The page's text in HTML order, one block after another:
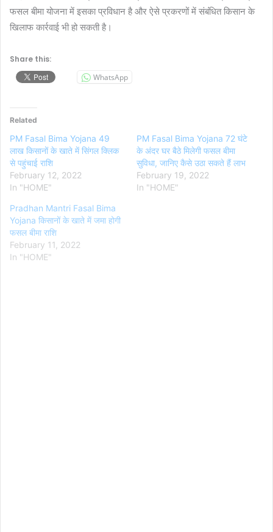
फसल बीमा योजना में इसका प्रव‍िधान है और ऐसे प्रकरणों में संबंंध‍ित किसान के
खिलाफ कार्रवाई भी हो सकती है।
Share this:
WhatsApp
Related
PM Fasal Bima Yojana 49
लाख किसानों के खाते में सिंगल क्लिक
से पहुंचाई राशि
February 12, 2022
In "HOME"
PM Fasal Bima Yojana 72 घंटे
के अंदर घर बैठे मिलेगी फसल बीमा
सुविधा, जानिए कैसे उठा सकते हैं लाभ
February 19, 2022
In "HOME"
Pradhan Mantri Fasal Bima
Yojana किसानों के खाते में जमा होगी
फसल बीमा राशि
February 11, 2022
In "HOME"